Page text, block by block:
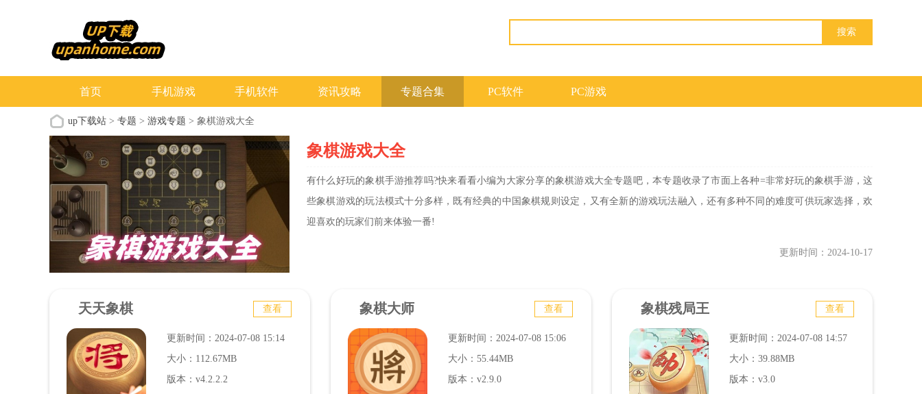
首页 手机游戏 手机软件 资讯攻略 专题合集 PC软件 PC游戏
up下载站 > 专题 > 游戏专题 > 象棋游戏大全
象棋游戏大全
有什么好玩的象棋手游推荐吗?快来看看小编为大家分享的象棋游戏大全专题吧，本专题收录了市面上各种=非常好玩的象棋手游，这
些象棋游戏的玩法模式十分多样，既有经典的中国象棋规则设定，又有全新的游戏玩法融入，还有多种不同的难度可供玩家选择，欢
迎喜欢的玩家们前来体验一番!
更新时间：2024-10-17
天天象棋 查看
更新时间：2024-07-08 15:14
大小：112.67MB
版本：v4.2.2.2
象棋大师 查看
更新时间：2024-07-08 15:06
大小：55.44MB
版本：v2.9.0
象棋残局王 查看
更新时间：2024-07-08 14:57
大小：39.88MB
版本：v3.0